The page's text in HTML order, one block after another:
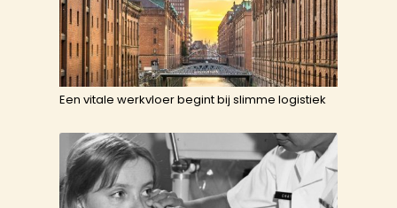
Een vitale werkvloer begint bij slimme logistiek